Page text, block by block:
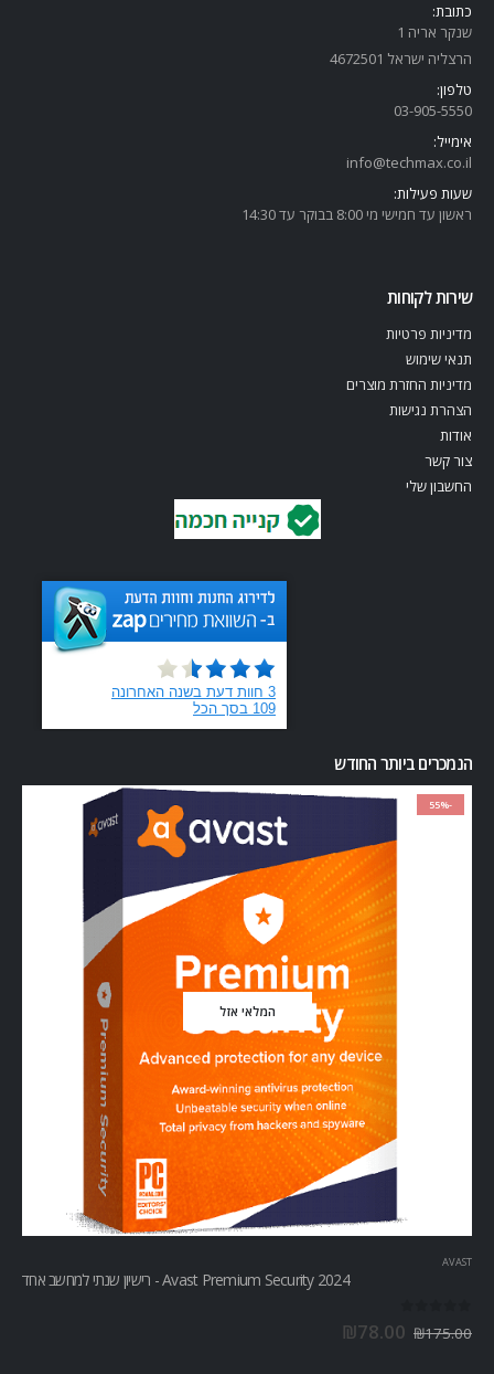
כתובת:
שנקר אריה 1
הרצליה ישראל 4672501
טלפון:
03-905-5550
אימייל:
info@techmax.co.il
שעות פעילות:
ראשון עד חמישי מי 8:00 בבוקר עד 14:30
שירות לקוחות
מדיניות פרטיות
תנאי שימוש
מדיניות החזרת מוצרים
הצהרת נגישות
אודות
צור קשר
החשבון שלי
הנמכרים ביותר החודש
-55%
המלאי אזל
AVAST
Avast Premium Security 2024 - רישיון שנתי למחשב אחד
₪175.00
₪78.00